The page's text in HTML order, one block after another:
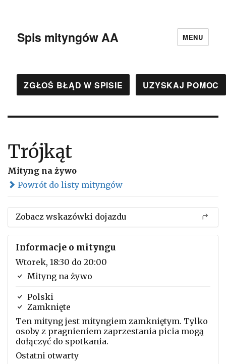
Spis mityngów AA MENU
ZGŁOŚ BŁĄD W SPISIE UZYSKAJ POMOC
Trójkąt
Mityng na żywo
Powrót do listy mityngów
Zobacz wskazówki dojazdu
Informacje o mityngu
Wtorek, 18:30 do 20:00
Mityng na żywo
Polski
Zamknięte
Ten mityng jest mityngiem zamkniętym. Tylko
osoby z pragnieniem zaprzestania picia mogą
dołączyć do spotkania.
Ostatni otwarty